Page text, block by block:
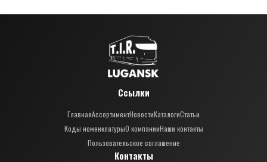
Ссылки
ГлавнаяАссортиментНовостиКаталогиСтатьи
Коды номенклатурыО компанииНаши контакты
Пользовательское соглашение
Контакты